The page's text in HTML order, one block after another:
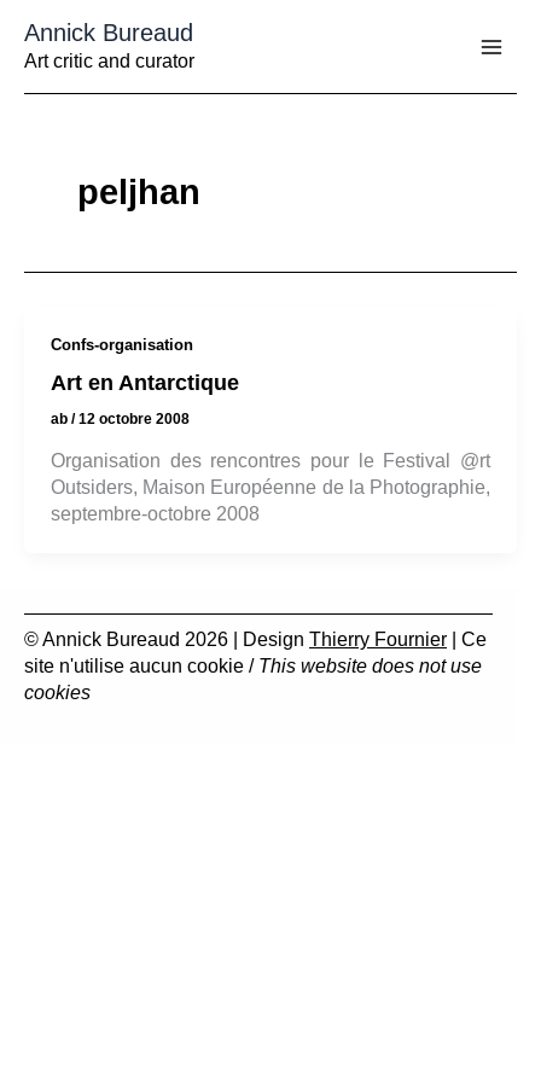
contenu
Annick Bureaud
Art critic and curator
peljhan
Confs-organisation
Art en Antarctique
ab /12 octobre 2008
Organisation des rencontres pour le Festival @rt
Outsiders, Maison Européenne de la Photographie,
septembre-octobre 2008
© Annick Bureaud 2026 | Design Thierry Fournier | Ce
site n'utilise aucun cookie / This website does not use
cookies